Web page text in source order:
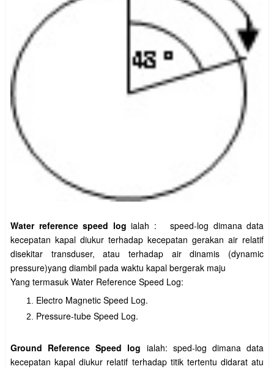
Water reference speed log ialah : speed-log dimana data
kecepatan kapal diukur terhadap kecepatan gerakan air relatif
disekitar transduser, atau terhadap air dinamis (dynamic
pressure)yang diambil pada waktu kapal bergerak maju
Yang termasuk Water Reference Speed Log:
Electro Magnetic Speed Log.
Pressure-tube Speed Log.
Ground Reference Speed log ialah: sped-log dimana data
kecepatan kapal diukur relatif terhadap titik tertentu didarat atu